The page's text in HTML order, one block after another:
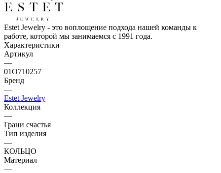
Estet Jewelry - это воплощение подхода нашей команды к
работе, которой мы занимаемся с 1991 года.
Характеристики
Артикул
—
01О710257
Бренд
—
Estet Jewelry
Коллекция
—
Грани счастья
Тип изделия
—
КОЛЬЦО
Материал
—